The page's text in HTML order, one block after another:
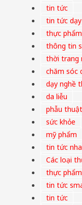
tin tức
tin tức
thực
thông tin
thời trang
chăm sóc
dạy nghề
da liễu
phẫu
sức khỏe
mỹ phẩm
tin tức
Các loại
thực
tin tức
tin tức